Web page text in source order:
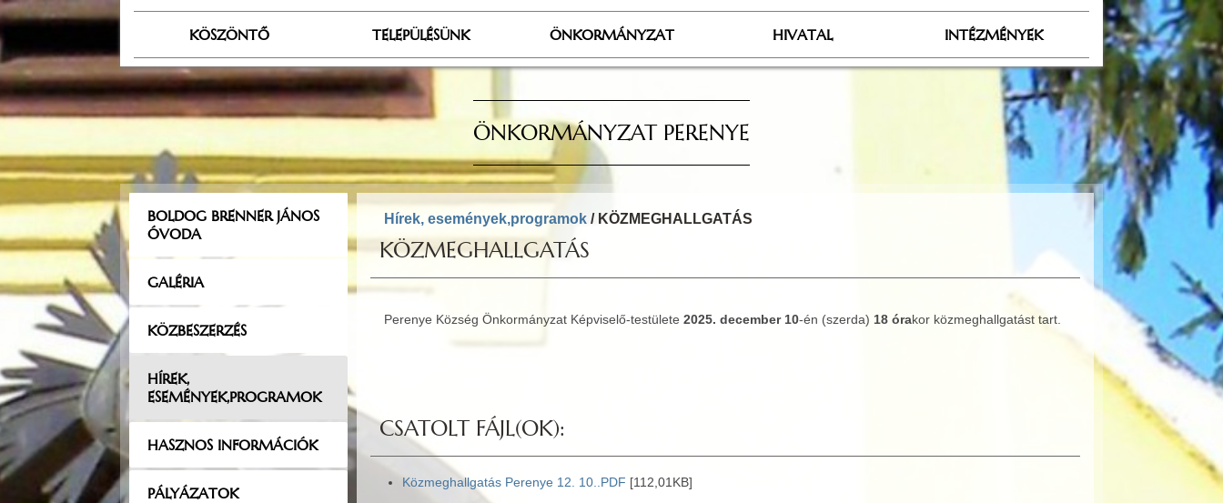
KÖSZÖNTŐ TELEPÜLÉSÜNK ÖNKORMÁNYZAT HIVATAL INTÉZMÉNYEK
ÖNKORMÁNYZAT PERENYE
BOLDOG BRENNER JÁNOS
ÓVODA
GALÉRIA
KÖZBESZERZÉS
HÍREK,
ESEMÉNYEK,PROGRAMOK
HASZNOS INFORMÁCIÓK
PÁLYÁZATOK
Hírek, események,programok / KÖZMEGHALLGATÁS
KÖZMEGHALLGATÁS
Perenye Község Önkormányzat Képviselő-testülete 2025. december 10-én (szerda) 18 órakor közmeghallgatást tart.
CSATOLT FÁJL(OK):
Közmeghallgatás Perenye 12. 10..PDF [112,01KB]